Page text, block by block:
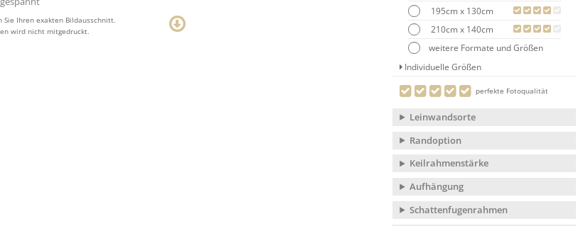
Sie Ihren exakten Bildausschnitt.
wird nicht mitgedruckt.
195cm x 130cm
210cm x 140cm
weitere Formate und Größen
Individuelle Größen
perfekte Fotoqualität
Leinwandsorte
Randoption
Keilrahmenstärke
Aufhängung
Schattenfugenrahmen